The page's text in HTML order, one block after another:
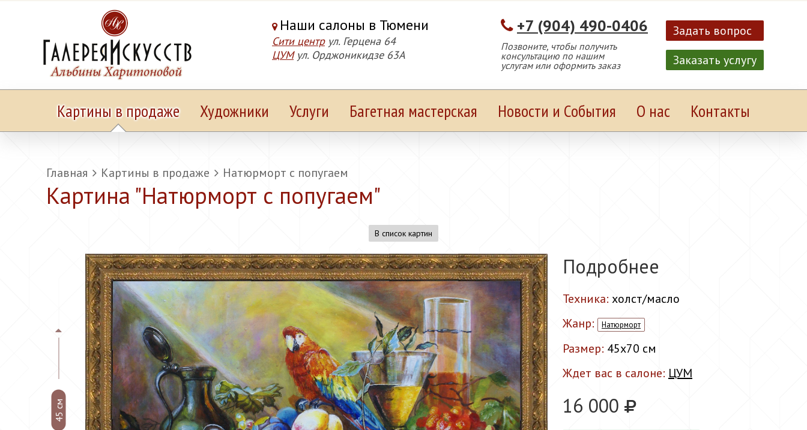
Задать вопрос
Заказать услугу
+7 (904) 490-0406
Позвоните, чтобы получить
консультацию по нашим
услугам или оформить заказ
Наши салоны в Тюмени
Сити центр ул. Герцена 64
ЦУМ ул. Орджоникидзе 63А
Картины в продаже Художники Услуги Багетная мастерская Новости и События О нас Контакты
Главная Картины в продаже Натюрморт с попугаем
Картина "Натюрморт с попугаем"
В список картин
45 см
Подробнее
Техника: холст/масло
Жанр:
Натюрморт
Размер: 45x70 см
Ждет вас в салоне: ЦУМ
16 000